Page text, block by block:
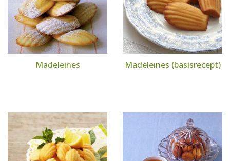
Madeleines Madeleines (basisrecept)